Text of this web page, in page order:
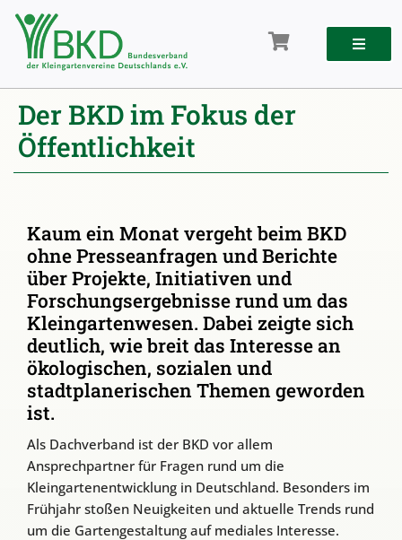
Zum
Inhalt
springen
Der BKD im Fokus der
Öffentlichkeit
Kaum ein Monat vergeht beim BKD
ohne Presseanfragen und Berichte
über Projekte, Initiativen und
Forschungsergebnisse rund um das
Kleingartenwesen. Dabei zeigte sich
deutlich, wie breit das Interesse an
ökologischen, sozialen und
stadtplanerischen Themen geworden
ist.
Als Dachverband ist der BKD vor allem
Ansprechpartner für Fragen rund um die
Kleingartenentwicklung in Deutschland. Besonders im
Frühjahr stoßen Neuigkeiten und aktuelle Trends rund
um die Gartengestaltung auf mediales Interesse.